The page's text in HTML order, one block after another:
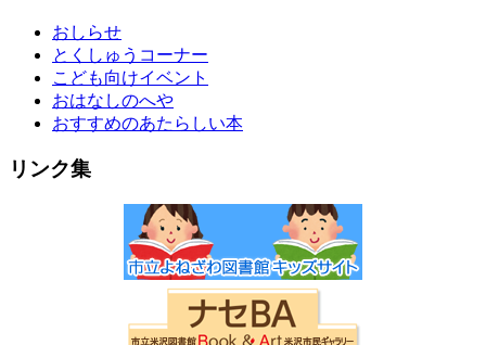
おしらせ
とくしゅうコーナー
こども向けイベント
おはなしのへや
おすすめのあたらしい本
リンク集